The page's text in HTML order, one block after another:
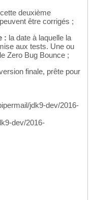
deuxième
être corrigés ;
: la date à laquelle la
aux tests. Une ou
Zero Bug Bounce ;
finale, prête pour
jdk9-dev/2016-
dev/2016-